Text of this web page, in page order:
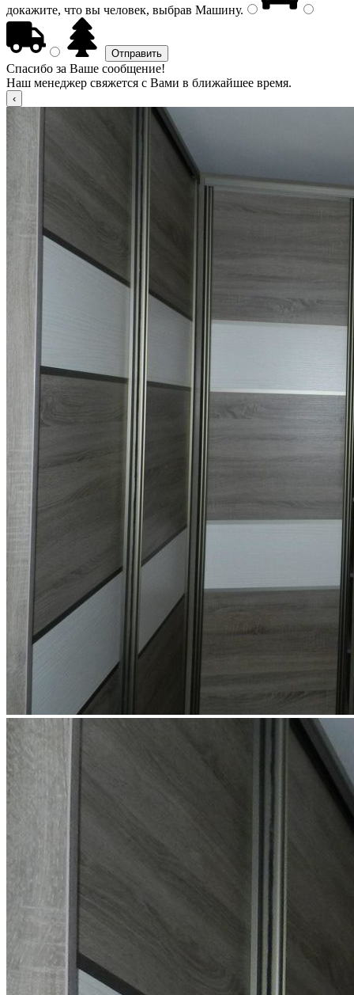
докажите, что вы человек, выбрав Машину.
Спасибо за Ваше сообщение!
Наш менеджер свяжется с Вами в ближайшее время.